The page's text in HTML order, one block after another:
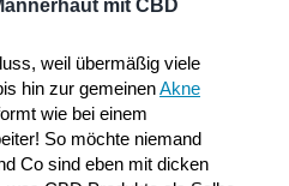
mit CBD
weil übermäßig viele
hin zur gemeinenAkne
wie bei einem
So möchte niemand
Co sind eben mit dicken